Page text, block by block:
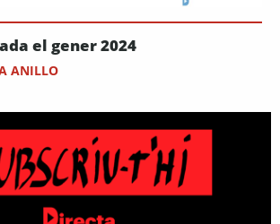
el gener 2024
ANILLO